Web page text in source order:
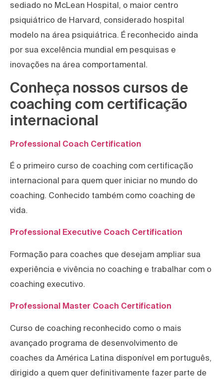
sediado no McLean Hospital, o maior centro
psiquiátrico de Harvard, considerado hospital
modelo na área psiquiátrica. É reconhecido ainda
por sua excelência mundial em pesquisas e
inovações na área comportamental.
Conheça nossos cursos de
coaching com certificação
internacional
Professional Coach Certification
É o primeiro curso de coaching com certificação
internacional para quem quer iniciar no mundo do
coaching. Conhecido também como coaching de
vida.
Professional Executive Coach Certification
Formação para coaches que desejam ampliar sua
experiência e vivência no coaching e trabalhar com o
coaching executivo.
Professional Master Coach Certification
Curso de coaching reconhecido como o mais
avançado programa de desenvolvimento de
coaches da América Latina disponível em português,
dirigido a quem quer definitivamente fazer parte de